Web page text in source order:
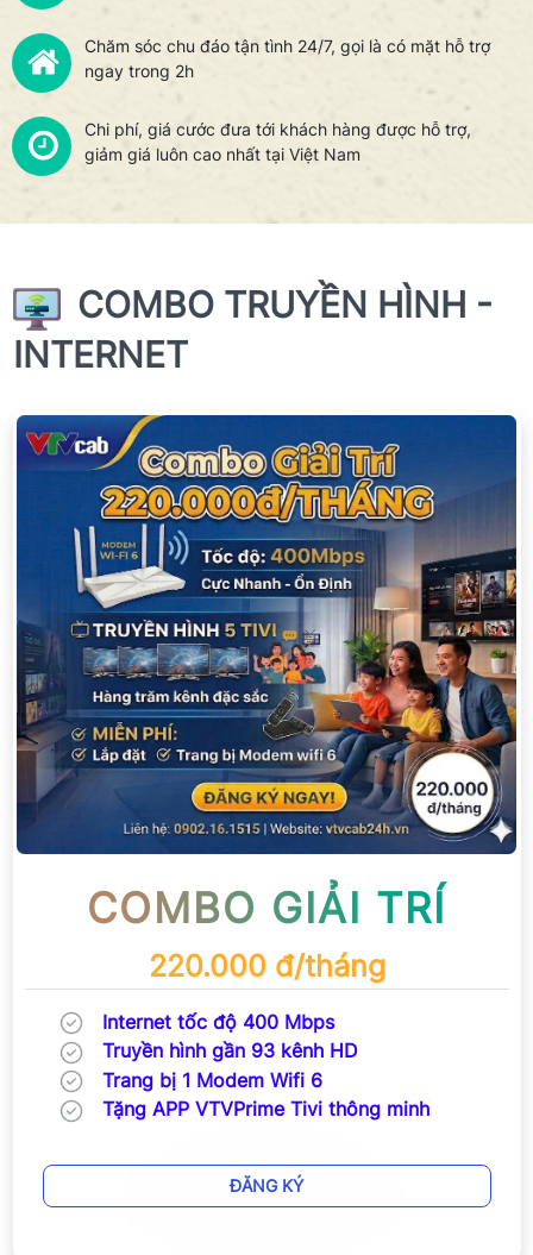
Chăm sóc chu đáo tận tình 24/7, gọi là có mặt hỗ trợ
ngay trong 2h
Chi phí, giá cước đưa tới khách hàng được hỗ trợ,
giảm giá luôn cao nhất tại Việt Nam
COMBO TRUYỀN HÌNH -
INTERNET
COMBO GIẢI TRÍ
220.000 đ/tháng
Internet tốc độ 400 Mbps
Truyền hình gần 93 kênh HD
Trang bị 1 Modem Wifi 6
Tặng APP VTVPrime Tivi thông minh
ĐĂNG KÝ